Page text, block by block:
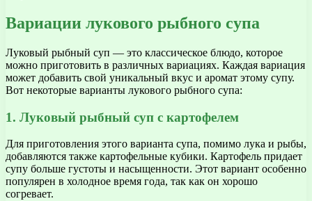
Вариации лукового рыбного супа
Луковый рыбный суп — это классическое блюдо, которое
можно приготовить в различных вариациях. Каждая вариация
может добавить свой уникальный вкус и аромат этому супу.
Вот некоторые варианты лукового рыбного супа:
1. Луковый рыбный суп с картофелем
Для приготовления этого варианта супа, помимо лука и рыбы,
добавляются также картофельные кубики. Картофель придает
супу больше густоты и насыщенности. Этот вариант особенно
популярен в холодное время года, так как он хорошо
согревает.